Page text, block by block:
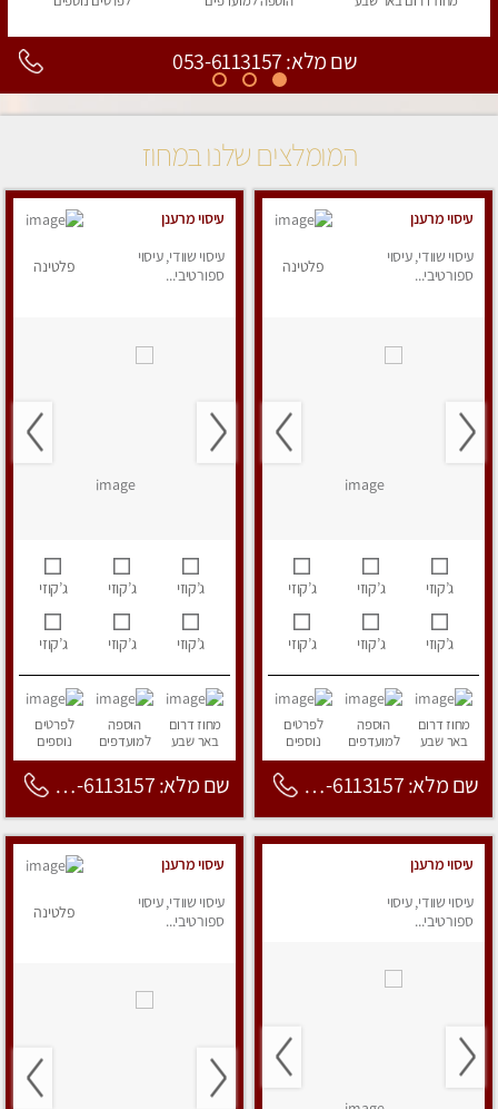
שם מלא: 053-6113157
המומלצים שלנו במחוז
עיסוי מרענן
עיסוי שוודי, עיסוי
ספורטיבי...
פלטינה
ג’קוזי ג’קוזי ג’קוזי
ג’קוזי ג’קוזי ג’קוזי
מחוז דרום
באר שבע
הוספה
למועדפים
לפרטים
נוספים
שם מלא: 053-6113157
עיסוי מרענן
עיסוי שוודי, עיסוי
ספורטיבי...
פלטינה
ג’קוזי ג’קוזי ג’קוזי
ג’קוזי ג’קוזי ג’קוזי
מחוז דרום
באר שבע
הוספה
למועדפים
לפרטים
נוספים
שם מלא: 053-6113157
עיסוי מרענן
עיסוי שוודי, עיסוי
ספורטיבי...
עיסוי מרענן
עיסוי שוודי, עיסוי
ספורטיבי...
פלטינה